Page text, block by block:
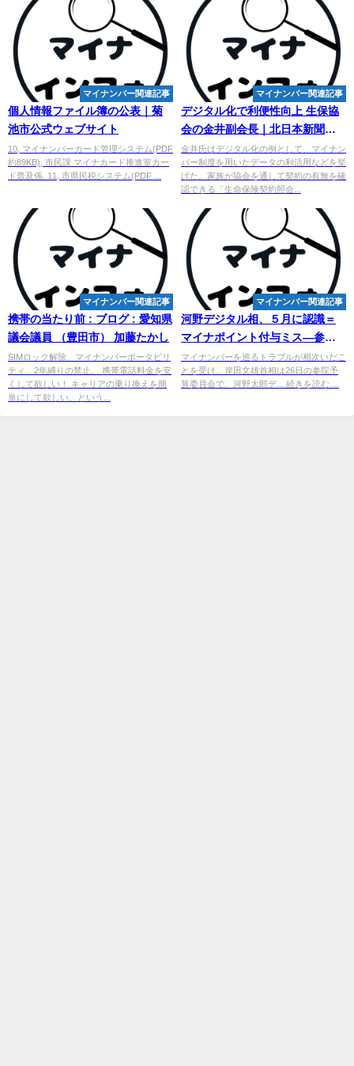
マイナンバー関連記事
個人情報ファイル簿の公表｜菊
池市公式ウェブサイト
10, マイナンバーカード管理システム(PDF
約89KB), 市民課 マイナカード推進室カー
ド普及係. 11, 市県民税システム(PDF ...
マイナンバー関連記事
デジタル化で利便性向上 生保協
会の金井副会長｜北日本新聞ウ
ェブ[webun ウェブン]
金井氏はデジタル化の例として、マイナン
バー制度を用いたデータの利活用などを挙
げた。家族が協会を通して契約の有無を確
認できる「生命保険契約照会...
マイナンバー関連記事
携帯の当たり前 : ブログ : 愛知県
議会議員 （豊田市） 加藤たかし
SIMロック解除、マイナンバーポータビリ
ティ、2年縛りの禁止。 携帯電話料金を安
くして欲しい！ キャリアの乗り換えを簡
単にして欲しい、という...
マイナンバー関連記事
河野デジタル相、５月に認識＝
マイナポイント付与ミス―参院
委 - エキサイト
マイナンバーを巡るトラブルが相次いだこ
とを受け、岸田文雄首相は26日の参院予
算委員会で、河野太郎デ... 続きを読む....